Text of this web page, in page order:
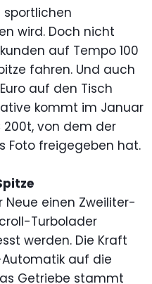
sportlichen
wird. Doch nicht
auf Tempo 100
fahren. Und auch
auf den Tisch
kommt im Januar
200t, von dem der
Foto freigegeben hat.
einen Zweiliter-
Turbolader
werden. Die Kraft
auf die
Getriebe stammt